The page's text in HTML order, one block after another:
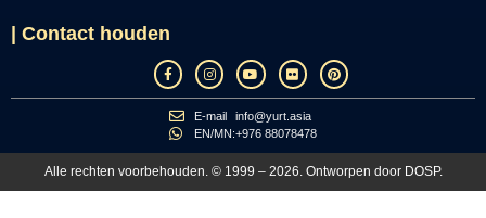
| Contact houden
E-mail
EN/MN:
info@yurt.asia
+976 88078478
Alle rechten voorbehouden. © 1999 – 2026. Ontworpen door DOSP.